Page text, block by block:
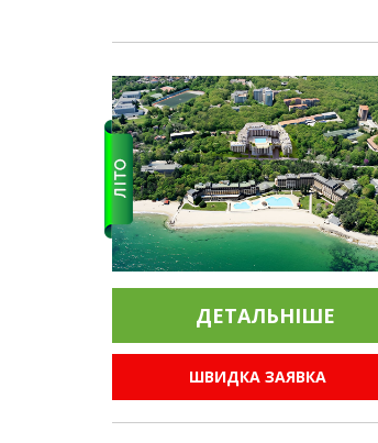
ДЕТАЛЬНIШЕ
ШВИДКА ЗАЯВКА